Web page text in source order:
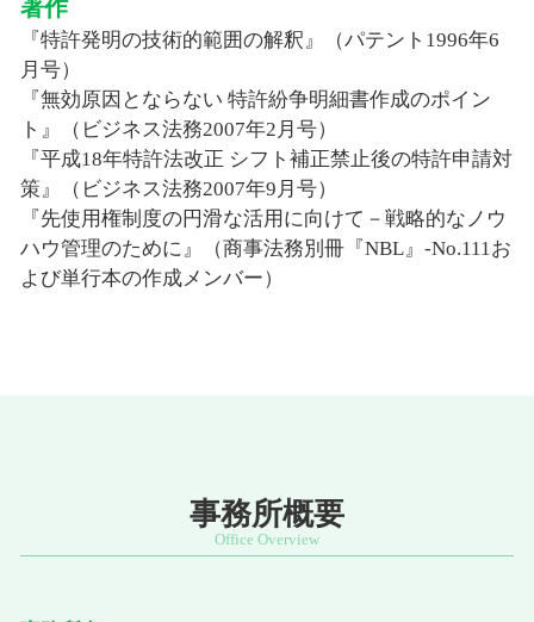
著作
『特許発明の技術的範囲の解釈』（パテント1996年6
月号）
『無効原因とならない 特許紛争明細書作成のポイン
ト』（ビジネス法務2007年2月号）
『平成18年特許法改正 シフト補正禁止後の特許申請対
策』（ビジネス法務2007年9月号）
『先使用権制度の円滑な活用に向けて－戦略的なノウ
ハウ管理のために』（商事法務別冊『NBL』-No.111お
よび単行本の作成メンバー）
事務所概要